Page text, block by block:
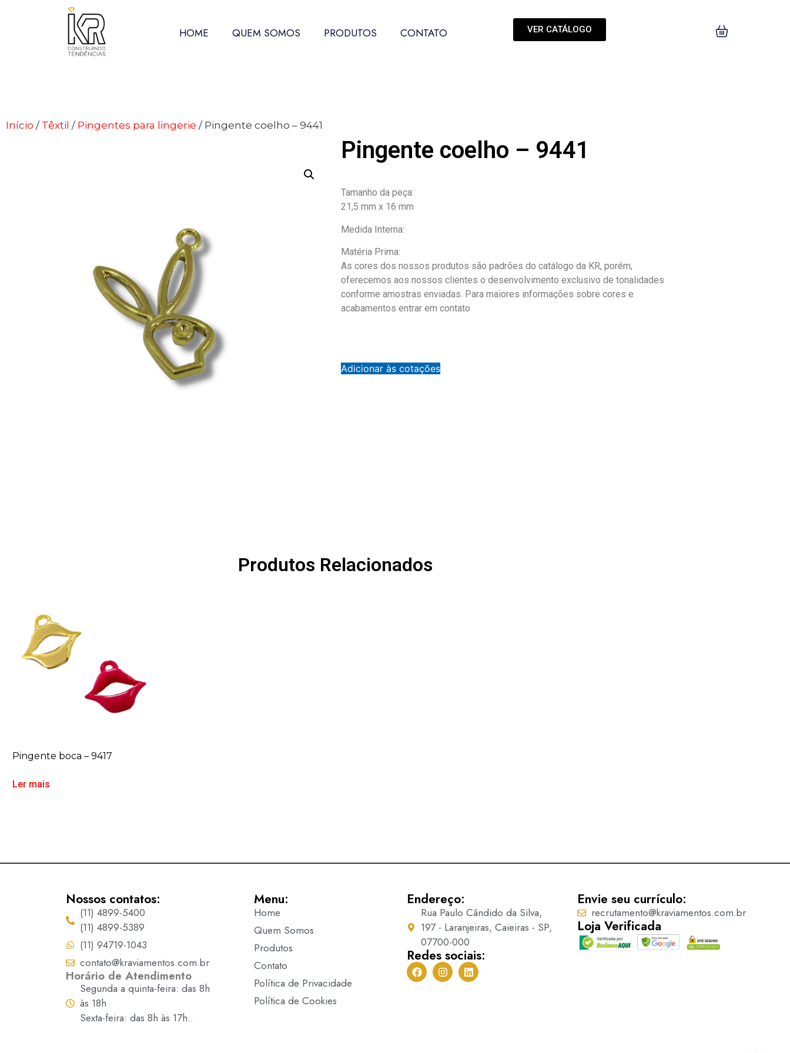
HOME QUEM SOMOS PRODUTOS CONTATO VER CATÁLOGO
Início / Têxtil / Pingentes para lingerie / Pingente coelho – 9441
Pingente coelho – 9441
Tamanho da peça:
21,5 mm x 16 mm
Medida Interna:
Matéria Prima:
As cores dos nossos produtos são padrões do catálogo da KR, porém,
oferecemos aos nossos clientes o desenvolvimento exclusivo de tonalidades
conforme amostras enviadas. Para maiores informações sobre cores e
acabamentos entrar em contato
Adicionar às cotações
Produtos Relacionados
Pingente boca – 9417
Ler mais
Nossos contatos:
(11) 4899-5400
(11) 4899-5389
(11) 94719-1043
contato@kraviamentos.com.br
Horário de Atendimento
Segunda a quinta-feira: das 8h
às 18h
Sexta-feira: das 8h às 17h..
Menu:
Home
Quem Somos
Produtos
Contato
Política de Privacidade
Política de Cookies
Endereço:
Rua Paulo Cândido da Silva,
197 - Laranjeiras, Caieiras - SP,
07700-000
Redes sociais:
Envie seu currículo:
recrutamento@kraviamentos.com.br
Loja Verificada